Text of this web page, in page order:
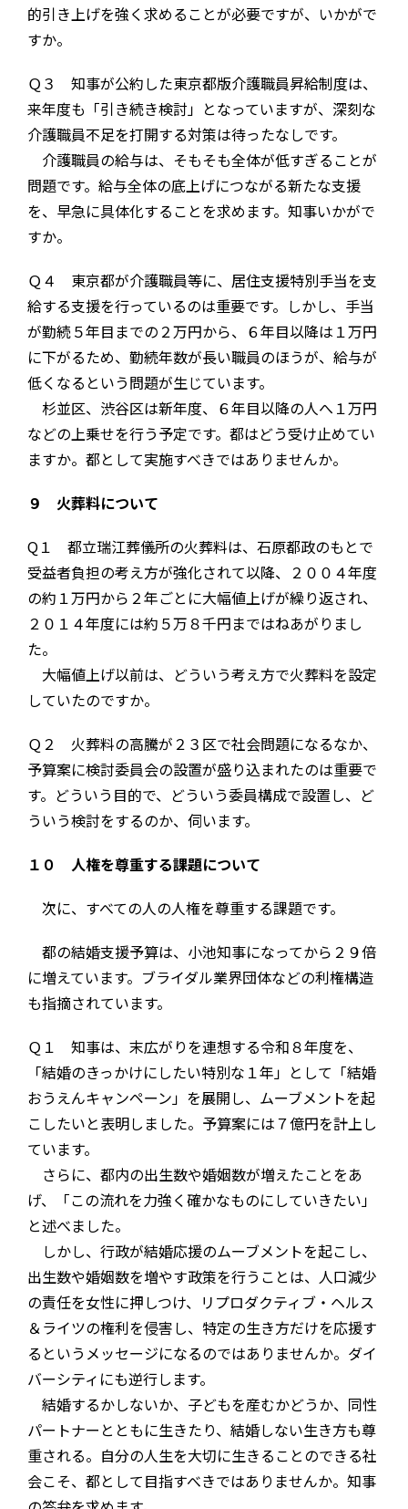
的引き上げを強く求めることが必要ですが、いかがで
すか。
Ｑ３ 知事が公約した東京都版介護職員昇給制度は、
来年度も「引き続き検討」となっていますが、深刻な
介護職員不足を打開する対策は待ったなしです。
介護職員の給与は、そもそも全体が低すぎることが
問題です。給与全体の底上げにつながる新たな支援
を、早急に具体化することを求めます。知事いかがで
すか。
Ｑ４ 東京都が介護職員等に、居住支援特別手当を支
給する支援を行っているのは重要です。しかし、手当
が勤続５年目までの２万円から、６年目以降は１万円
に下がるため、勤続年数が長い職員のほうが、給与が
低くなるという問題が生じています。
杉並区、渋谷区は新年度、６年目以降の人へ１万円
などの上乗せを行う予定です。都はどう受け止めてい
ますか。都として実施すべきではありませんか。
９ 火葬料について
Q１ 都立瑞江葬儀所の火葬料は、石原都政のもとで
受益者負担の考え方が強化されて以降、２００４年度
の約１万円から２年ごとに大幅値上げが繰り返され、
２０１４年度には約５万８千円まではねあがりまし
た。
大幅値上げ以前は、どういう考え方で火葬料を設定
していたのですか。
Ｑ２ 火葬料の高騰が２３区で社会問題になるなか、
予算案に検討委員会の設置が盛り込まれたのは重要で
す。どういう目的で、どういう委員構成で設置し、ど
ういう検討をするのか、伺います。
１０ 人権を尊重する課題について
次に、すべての人の人権を尊重する課題です。
都の結婚支援予算は、小池知事になってから２９倍
に増えています。ブライダル業界団体などの利権構造
も指摘されています。
Ｑ１ 知事は、末広がりを連想する令和８年度を、
「結婚のきっかけにしたい特別な１年」として「結婚
おうえんキャンペーン」を展開し、ムーブメントを起
こしたいと表明しました。予算案には７億円を計上し
ています。
さらに、都内の出生数や婚姻数が増えたことをあ
げ、「この流れを力強く確かなものにしていきたい」
と述べました。
しかし、行政が結婚応援のムーブメントを起こし、
出生数や婚姻数を増やす政策を行うことは、人口減少
の責任を女性に押しつけ、リプロダクティブ・ヘルス
＆ライツの権利を侵害し、特定の生き方だけを応援す
るというメッセージになるのではありませんか。ダイ
バーシティにも逆行します。
結婚するかしないか、子どもを産むかどうか、同性
パートナーとともに生きたり、結婚しない生き方も尊
重される。自分の人生を大切に生きることのできる社
会こそ、都として目指すべきではありませんか。知事